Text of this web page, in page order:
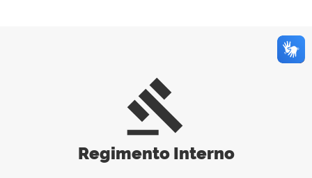
gavel
Regimento Interno